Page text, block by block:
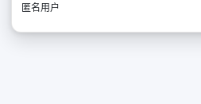
匿名用户